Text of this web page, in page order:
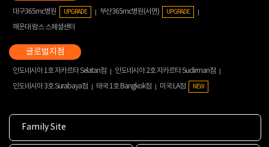
대구365mc병원 UPGRADE 부산365mc병원(서면) UPGRADE
해운대 람스 스페셜센터
인도네시아 1호 자카르타 Selatan점
인도네시아 2호 자카르타 Sudirman점
인도네시아 3호 Surabaya점
태국 1호 Bangkok점 미국 LA점 NEW
Family Site